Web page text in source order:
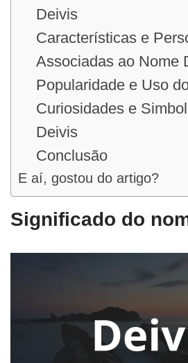
Deivis
Características e
Associadas ao Nome
Popularidade e Uso
Curiosidades e
Deivis
Conclusão
E aí, gostou do artigo?
Significado do